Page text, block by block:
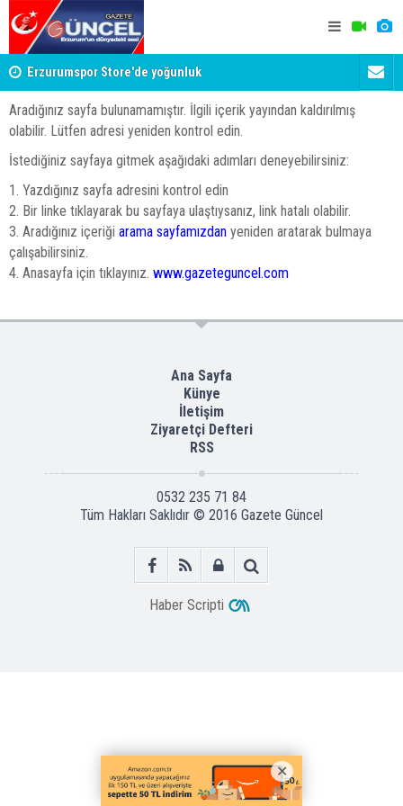
Erzurumspor Store'de yoğunluk Adalet
Böyle bir
Aradığınız sayfa bulunamamıştır. İlgili içerik yayından kaldırılmış
olabilir. Lütfen adresi yeniden kontrol edin.
İstediğiniz sayfaya gitmek aşağıdaki adımları deneyebilirsiniz:
1. Yazdığınız sayfa adresini kontrol edin
2. Bir linke tıklayarak bu sayfaya ulaştıysanız, link hatalı olabilir.
3. Aradığınız içeriği arama sayfamızdan yeniden aratarak bulmaya
çalışabilirsiniz.
4. Anasayfa için tıklayınız. www.gazeteguncel.com
Ana Sayfa
Künye
İletişim
Ziyaretçi Defteri
RSS
0532 235 71 84
Tüm Hakları Saklıdır © 2016 Gazete Güncel
Haber Scripti